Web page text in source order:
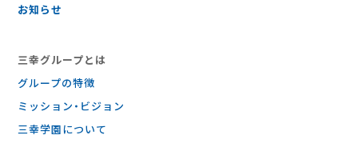
お知らせ
三幸グループとは
グループの特徴
ミッション・ビジョン
三幸学園について